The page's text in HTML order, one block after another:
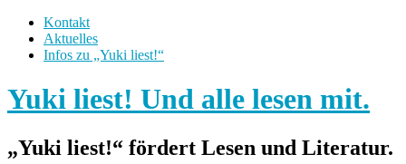
Kontakt
Aktuelles
Infos zu „Yuki liest!“
Yuki liest! Und alle lesen mit.
„Yuki liest!“ fördert Lesen und Literatur.